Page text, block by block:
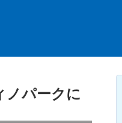
ノパークに